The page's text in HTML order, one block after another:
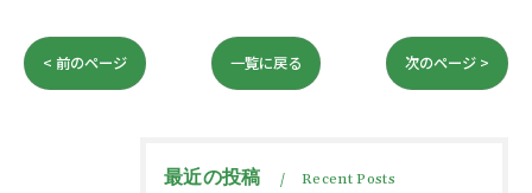
< 前のページ 一覧に戻る 次のページ >
最近の投稿 Recent Posts